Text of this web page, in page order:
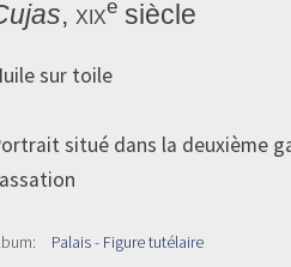
, xixesiècle
sur toile
situé dans la deuxième
Palais - Figure tutélaire